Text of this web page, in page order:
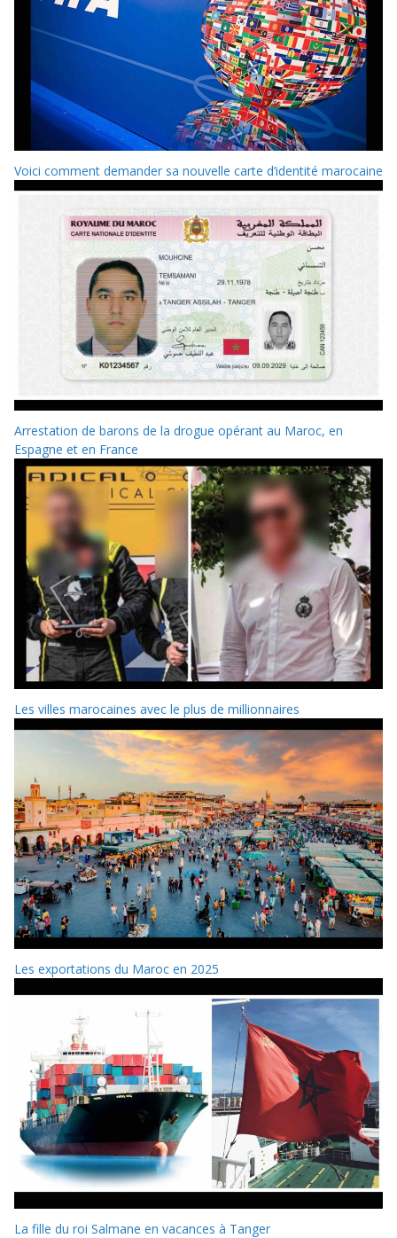
Voici comment demander sa nouvelle carte d’identité marocaine
Arrestation de barons de la drogue opérant au Maroc, en
Espagne et en France
Les villes marocaines avec le plus de millionnaires
Les exportations du Maroc en 2025
La fille du roi Salmane en vacances à Tanger